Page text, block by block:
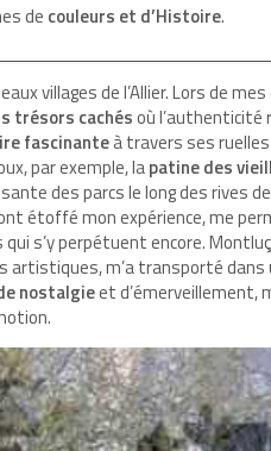
de couleurs et d’Histoire.
villages de l’Allier. Lors de
trésors cachésoù l’authenticité
fascinanteà travers ses
par exemple, lapatine des
des parcs le long des rives
étoffé mon expérience, me
s’y perpétuent encore.
artistiques, m’a transporté
nostalgieet d’émerveillement,